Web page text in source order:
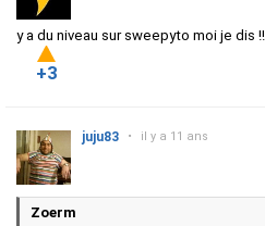
y a du niveau sur sweepyto moi je dis !!
+3
juju83 • il y a 11 ans
Zoerm